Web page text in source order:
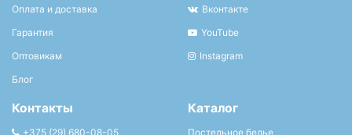
Оплата и доставка
Гарантия
Оптовикам
Блог
Вконтакте
YouTube
Instagram
Контакты
+375 (29) 680-08-05
Каталог
Постельное белье